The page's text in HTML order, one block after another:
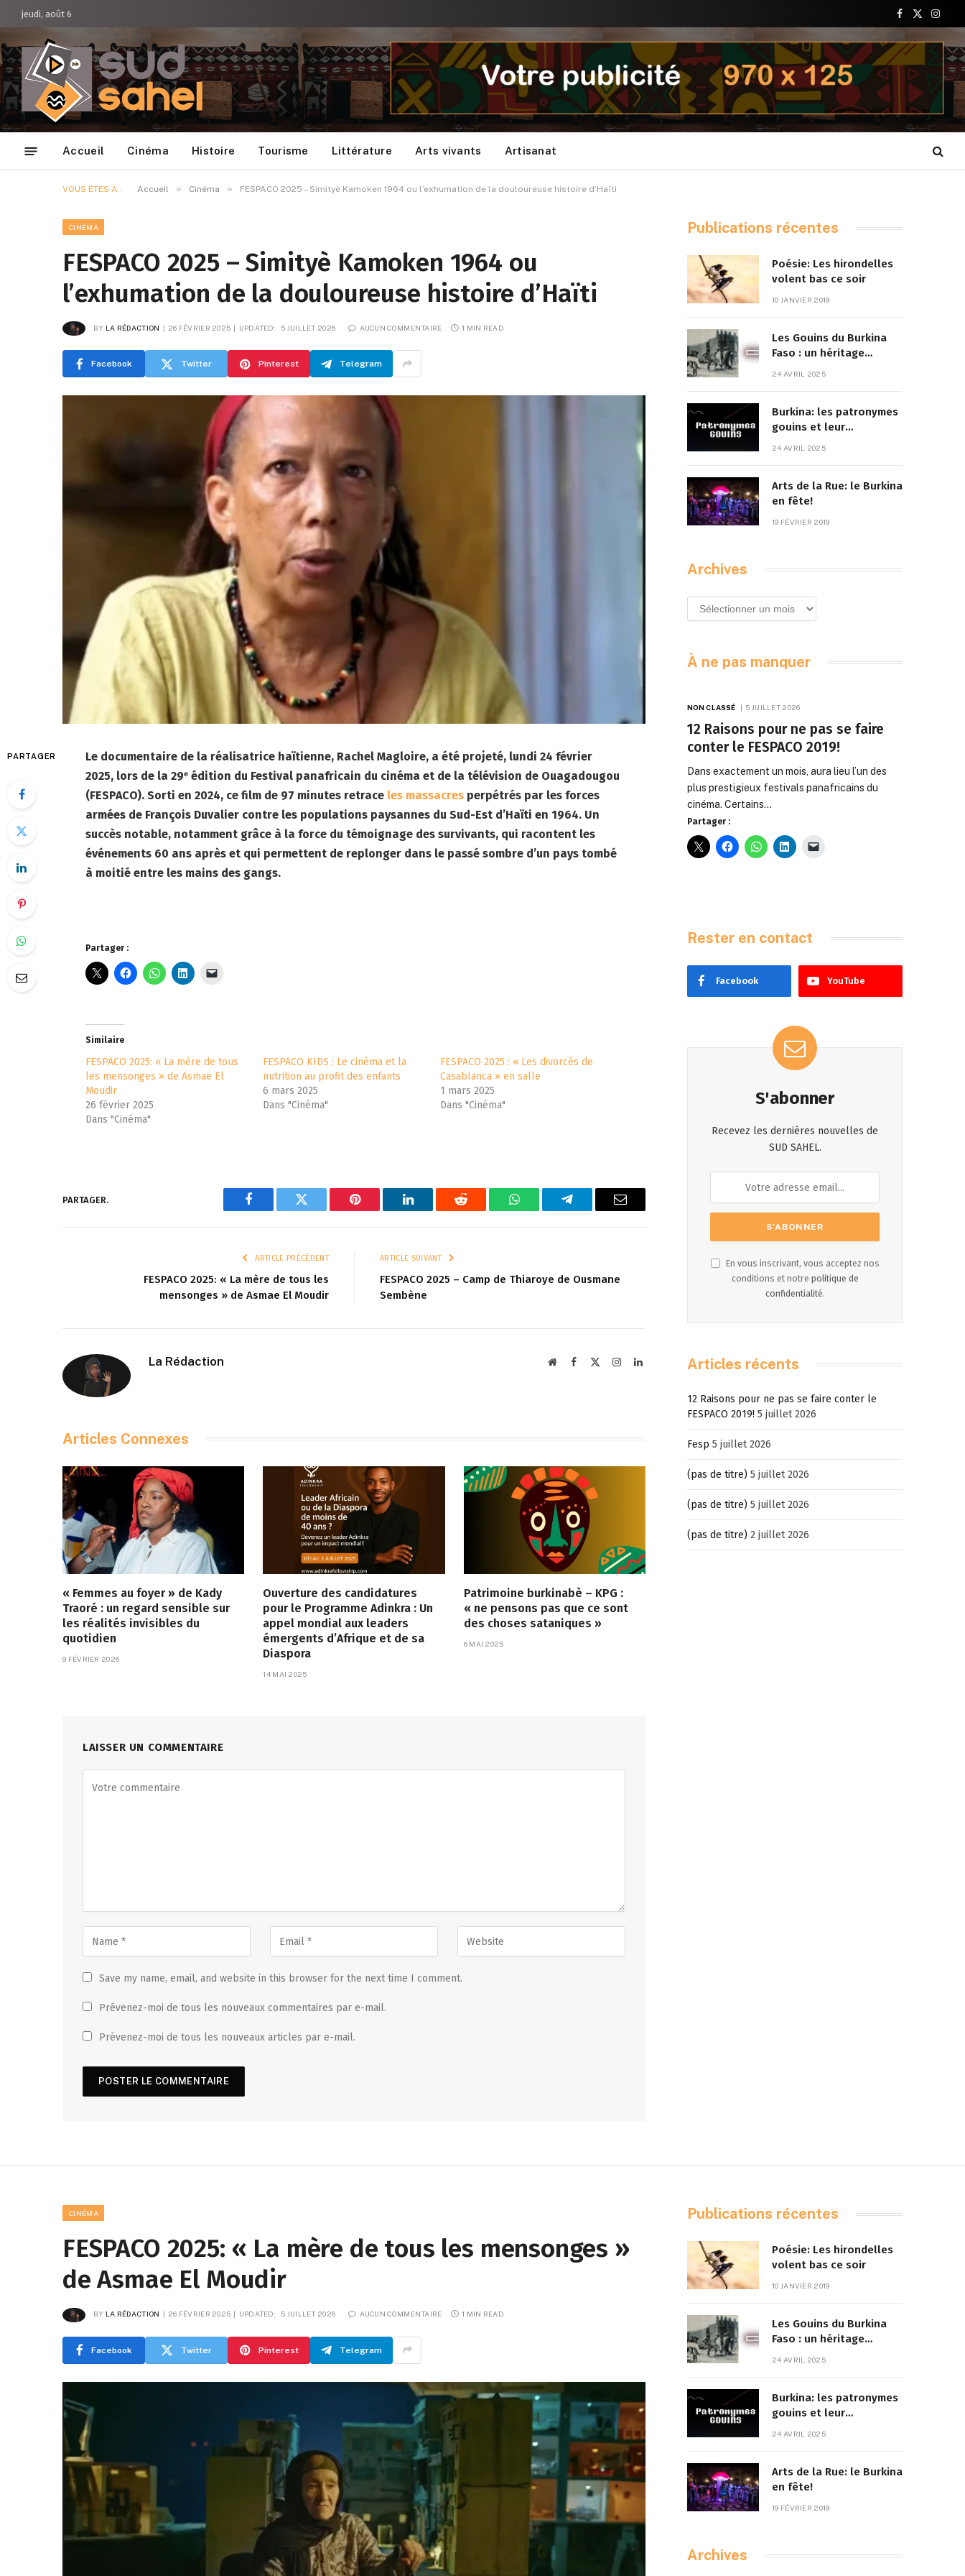
jeudi, août 6
Facebook
X
Accueil Cinéma Histoire Tourisme Littérature Arts vivants Artisanat
VOUS ÊTES À : Accueil » Cinéma » FESPACO 2025 – Simityè Kamoken 1964 ou l’exhumation de la douloureuse histoire d’Haïti
CINÉMA
FESPACO 2025 – Simityè Kamoken 1964 ou
l’exhumation de la douloureuse histoire d’Haïti
BY LA RÉDACTION 26 FÉVRIER 2025 UPDATED: 5 JUILLET 2026 AUCUN COMMENTAIRE 1 MIN READ
Facebook Twitter Pinterest Telegram
PARTAGER
Le documentaire de la réalisatrice haïtienne, Rachel Magloire, a été projeté, lundi 24 février
2025, lors de la 29ᵉ édition du Festival panafricain du cinéma et de la télévision de Ouagadougou
(FESPACO). Sorti en 2024, ce film de 97 minutes retrace les massacresperpétrés par les forces
armées de François Duvalier contre les populations paysannes du Sud-Est d’Haïti en 1964. Un
succès notable, notamment grâce à la force du témoignage des survivants, qui racontent les
événements 60 ans après et qui permettent de replonger dans le passé sombre d’un pays tombé
à moitié entre les mains des gangs.
Partager :
Similaire
FESPACO 2025: « La mère de tous
les mensonges » de Asmae El
Moudir
26 février 2025
Dans "Cinéma"
FESPACO KIDS : Le cinéma et la
nutrition au profit des enfants
6 mars 2025
Dans "Cinéma"
FESPACO 2025 : « Les divorcés de
Casablanca » en salle
1 mars 2025
Dans "Cinéma"
PARTAGER.
Facebook Twitter Pinterest LinkedIn Reddit WhatsAppTelegram Email
ARTICLE PRÉCÉDENT
FESPACO 2025: « La mère de tous les
mensonges » de Asmae El Moudir
ARTICLE SUIVANT
FESPACO 2025 – Camp de Thiaroye de Ousmane
Sembène
La Rédaction WebsiteFacebook InstagramLinkedIn
Articles Connexes
« Femmes au foyer » de Kady
Traoré : un regard sensible sur
les réalités invisibles du
quotidien
9 FÉVRIER 2026
Ouverture des candidatures
pour le Programme Adinkra : Un
appel mondial aux leaders
émergents d’Afrique et de sa
Diaspora
14 MAI 2025
Patrimoine burkinabè – KPG :
« ne pensons pas que ce sont
des choses sataniques »
6 MAI 2025
LAISSER UN COMMENTAIRE
Save my name, email, and website in this browser for the next time I comment.
Prévenez-moi de tous les nouveaux commentaires par e-mail.
Prévenez-moi de tous les nouveaux articles par e-mail.
Publications récentes
Poésie: Les hirondelles
volent bas ce soir
10 JANVIER 2019
Les Gouins du Burkina
Faso : un héritage
24 AVRIL 2025
Burkina: les patronymes
gouins et leur
24 AVRIL 2025
Arts de la Rue: le Burkina
en fête!
19 FÉVRIER 2019
Archives
Archives
À ne pas manquer
NON CLASSÉ 5 JUILLET 2026
12 Raisons pour ne pas se faire
conter le FESPACO 2019!
Dans exactement un mois, aura lieu l’un des
plus prestigieux festivals panafricains du
cinéma. Certains…
Partager :
Rester en contact
Facebook YouTube
S'abonner
Recevez les dernières nouvelles de
SUD SAHEL.
En vous inscrivant, vous acceptez nos
conditions et notre politique de
confidentialité.
Articles récents
12 Raisons pour ne pas se faire conter le
FESPACO 2019! 5 juillet 2026
Fesp 5 juillet 2026
(pas de titre) 5 juillet 2026
(pas de titre) 5 juillet 2026
(pas de titre) 2 juillet 2026
CINÉMA
FESPACO 2025: « La mère de tous les mensonges »
de Asmae El Moudir
BY LA RÉDACTION 26 FÉVRIER 2025 UPDATED: 5 JUILLET 2026 AUCUN COMMENTAIRE 1 MIN READ
Facebook Twitter Pinterest Telegram
Publications récentes
Poésie: Les hirondelles
volent bas ce soir
10 JANVIER 2019
Les Gouins du Burkina
Faso : un héritage
24 AVRIL 2025
Burkina: les patronymes
gouins et leur
24 AVRIL 2025
Arts de la Rue: le Burkina
en fête!
19 FÉVRIER 2019
Archives